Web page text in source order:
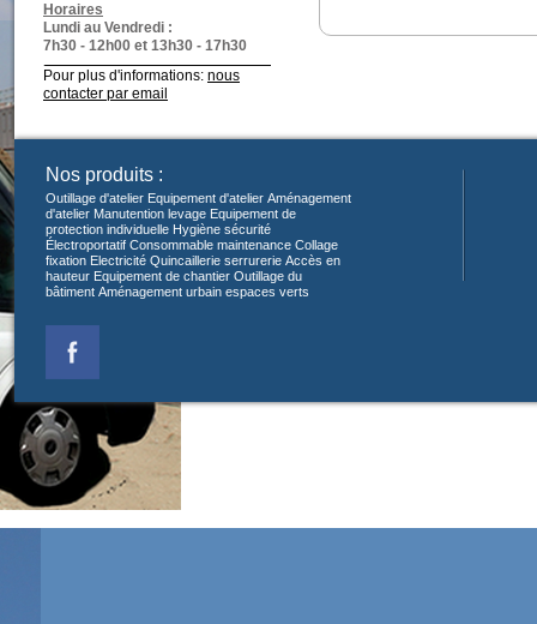
Horaires
Lundi au Vendredi :
7h30 - 12h00 et 13h30 - 17h30
Pour plus d'informations: nous
contacter par email
Nos produits :
Outillage d'atelier Equipement d'atelier Aménagement
d'atelier Manutention levage Equipement de
protection individuelle Hygiène sécurité
Électroportatif Consommable maintenance Collage
fixation Electricité Quincaillerie serrurerie Accès en
hauteur Equipement de chantier Outillage du
bâtiment Aménagement urbain espaces verts